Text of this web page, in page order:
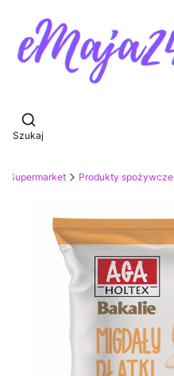
Otwórz wyszukiwarkę
Szukaj
Supermarket Produkty spożywcze